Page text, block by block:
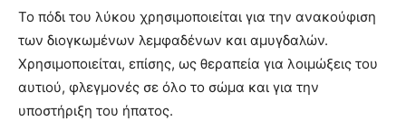
Το πόδι του λύκου χρησιμοποιείται για την ανακούφιση
των διογκωμένων λεμφαδένων και αμυγδαλών.
Χρησιμοποιείται, επίσης, ως θεραπεία για λοιμώξεις του
αυτιού, φλεγμονές σε όλο το σώμα και για την
υποστήριξη του ήπατος.